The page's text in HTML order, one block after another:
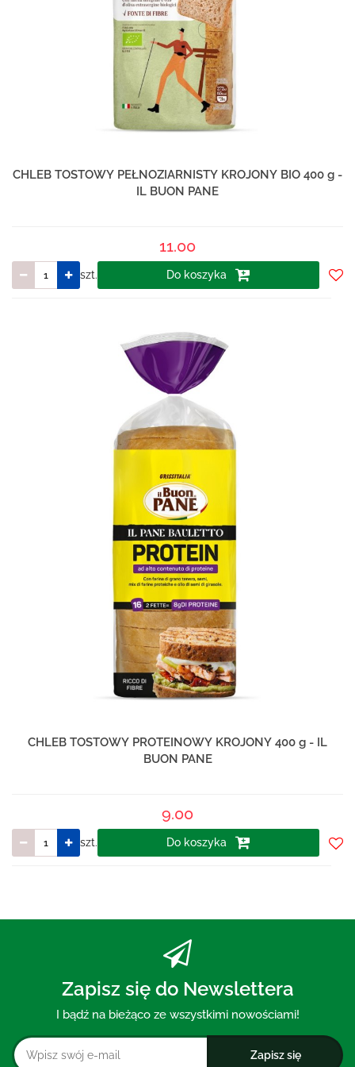
CHLEB TOSTOWY PEŁNOZIARNISTY KROJONY BIO 400 g -
IL BUON PANE
11.00
szt. Do koszyka
CHLEB TOSTOWY PROTEINOWY KROJONY 400 g - IL
BUON PANE
9.00
szt. Do koszyka
Zapisz się do Newslettera
I bądź na bieżąco ze wszystkimi nowościami!